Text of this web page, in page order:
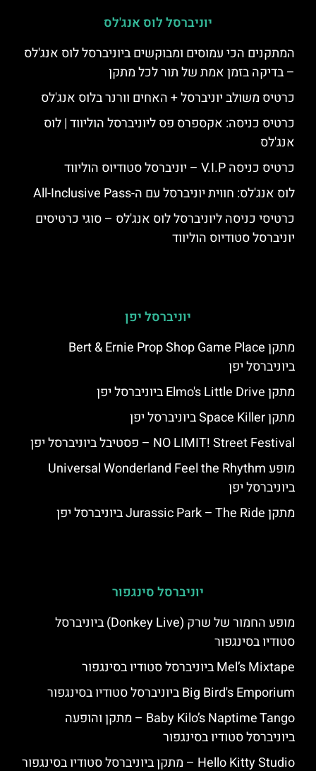
יוניברסל לוס אנג'לס
המתקנים הכי עמוסים ומבוקשים ביוניברסל לוס אנג'לס
– בדיקה בזמן אמת של תור לכל מתקן
כרטיס משולב יוניברסל + האחים וורנר בלוס אנג'לס
כרטיס כניסה: אקספרס פס ליוניברסל הוליווד | לוס
אנג'לס
כרטיס כניסה V.I.P – יוניברסל סטודיוס הוליווד
לוס אנג'לס: חווית יוניברסל עם ה-All-Inclusive Pass
כרטיסי כניסה ליוניברסל לוס אנג'לס – סוגי כרטיסים
יוניברסל סטודיוס הוליווד
יוניברסל יפן
מתקן Bert & Ernie Prop Shop Game Place
ביוניברסל יפן
מתקן Elmo's Little Drive ביוניברסל יפן
מתקן Space Killer ביוניברסל יפן
NO LIMIT! Street Festival – פסטיבל ביוניברסל יפן
מופע Universal Wonderland Feel the Rhythm
ביוניברסל יפן
מתקן Jurassic Park – The Ride ביוניברסל יפן
יוניברסל סינגפור
מופע החמור של שרק (Donkey Live) ביוניברסל
סטודיו בסינגפור
Mel’s Mixtape ביוניברסל סטודיו בסינגפור
Big Bird's Emporium ביוניברסל סטודיו בסינגפור
Baby Kilo’s Naptime Tango – מתקן והופעה
ביוניברסל סטודיו בסינגפור
Hello Kitty Studio – מתקן ביוניברסל סטודיו בסינגפור